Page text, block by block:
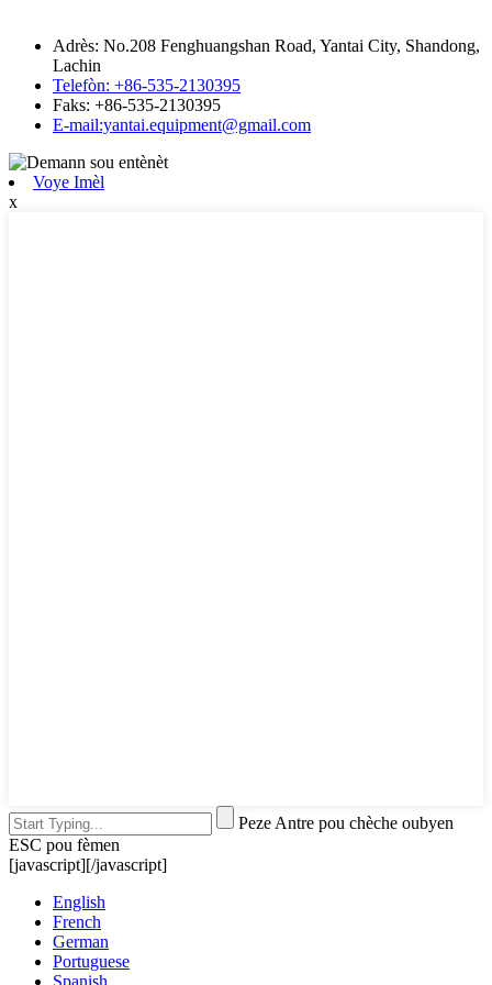
Adrès: No.208 Fenghuangshan Road, Yantai City, Shandong,
Lachin
Telefòn: +86-535-2130395
Faks: +86-535-2130395
E-mail:yantai.equipment@gmail.com
Voye Imèl
x
Peze Antre pou chèche oubyen
ESC pou fèmen
[javascript][/javascript]
English
French
German
Portuguese